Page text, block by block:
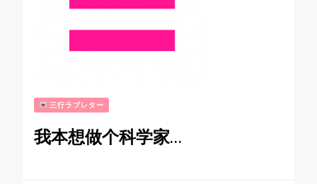
三行ラブレター
我本想做个科学家…